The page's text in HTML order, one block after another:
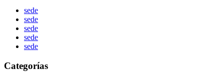
sede
sede
sede
sede
sede
Categorías